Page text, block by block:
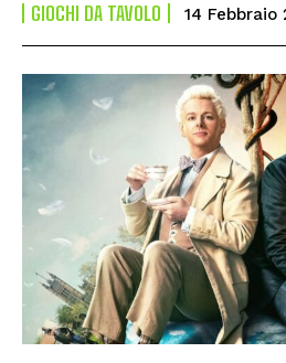
GIOCHI DA TAVOLO 14 Febbraio